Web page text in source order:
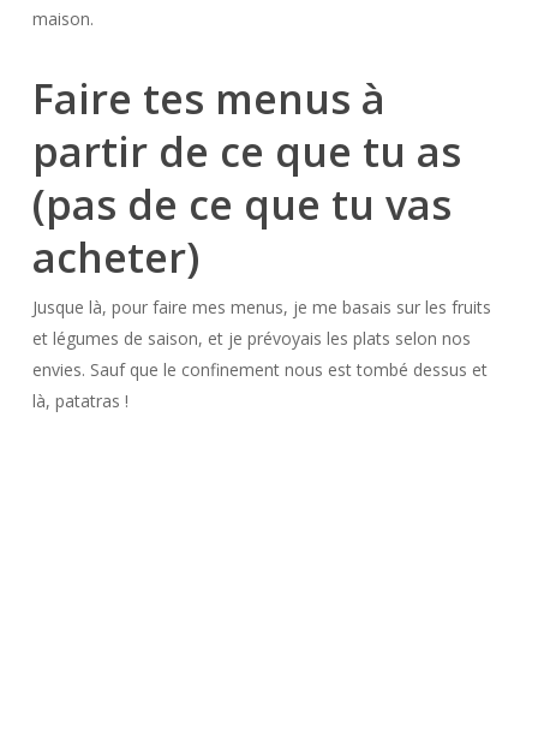
maison.
Faire tes menus à
partir de ce que tu as
(pas de ce que tu vas
acheter)
Jusque là, pour faire mes menus, je me basais sur les fruits
et légumes de saison, et je prévoyais les plats selon nos
envies. Sauf que le confinement nous est tombé dessus et
là, patatras !